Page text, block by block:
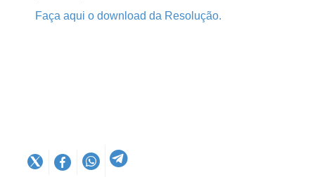
Faça aqui o download da Resolução.